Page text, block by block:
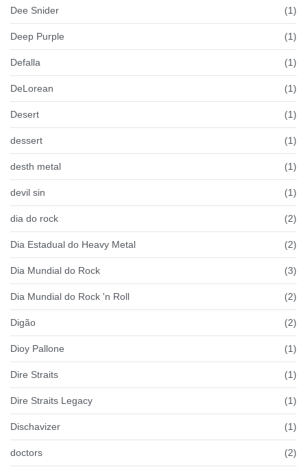
Dee Snider (1)
Deep Purple (1)
Defalla (1)
DeLorean (1)
Desert (1)
dessert (1)
desth metal (1)
devil sin (1)
dia do rock (2)
Dia Estadual do Heavy Metal (2)
Dia Mundial do Rock (3)
Dia Mundial do Rock 'n Roll (2)
Digão (2)
Dioy Pallone (1)
Dire Straits (1)
Dire Straits Legacy (1)
Dischavizer (1)
doctors (2)